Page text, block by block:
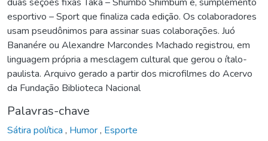
esportivo – Sport que finaliza cada edição. Os colaboradores
usam pseudônimos para assinar suas colaborações. Juó
Bananére ou Alexandre Marcondes Machado registrou, em
linguagem própria a mesclagem cultural que gerou o ítalo-
paulista. Arquivo gerado a partir dos microfilmes do Acervo
da Fundação Biblioteca Nacional
Palavras-chave
Sátira política , Humor, Esporte